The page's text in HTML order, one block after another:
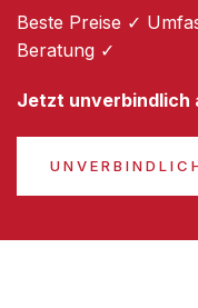
Beste Preise ✓
Beratung ✓
Jetzt unverbindlich